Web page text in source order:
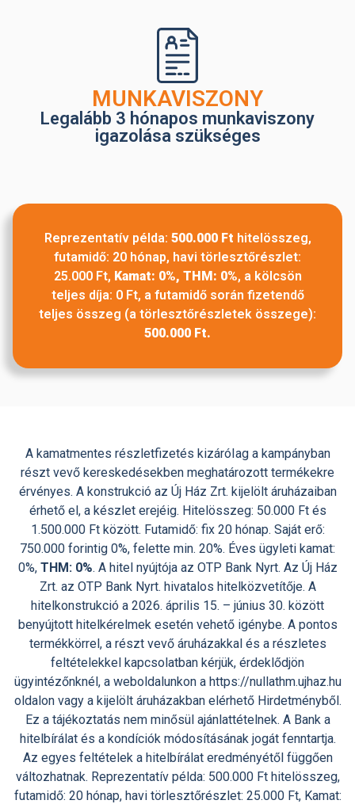
MUNKAVISZONY
Legalább 3 hónapos munkaviszony
igazolása szükséges
Reprezentatív példa: 500.000 Ft hitelösszeg,
futamidő: 20 hónap, havi törlesztőrészlet:
25.000 Ft, Kamat: 0%, THM: 0%, a kölcsön
teljes díja: 0 Ft, a futamidő során fizetendő
teljes összeg (a törlesztőrészletek összege):
500.000 Ft.
A kamatmentes részletfizetés kizáróIag a kampányban
részt vevő kereskedésekben meghatározott termékekre
érvényes. A konstrukció az Új Ház Zrt. kijelölt áruházaiban
érhető el, a készlet erejéig. Hitelösszeg: 50.000 Ft és
1.500.000 Ft között. Futamidő: fix 20 hónap. Saját erő:
750.000 forintig 0%, felette min. 20%. Éves ügyleti kamat:
0%, THM: 0%. A hitel nyújtója az OTP Bank Nyrt. Az Új Ház
Zrt. az OTP Bank Nyrt. hivatalos hitelközvetítője. A
hitelkonstrukció a 2026. április 15. – június 30. között
benyújtott hitelkérelmek esetén vehető igénybe. A pontos
termékkörrel, a részt vevő áruházakkal és a részletes
feltételekkel kapcsolatban kérjük, érdeklődjön
ügyintézőnknél, a weboldalunkon a https://nullathm.ujhaz.hu
oldalon vagy a kijelölt áruházakban elérhető Hirdetményből.
Ez a tájékoztatás nem minősül ajánlattételnek. A Bank a
hitelbírálat és a kondíciók módosításának jogát fenntartja.
Az egyes feltételek a hitelbírálat eredményétől függően
változhatnak. Reprezentatív példa: 500.000 Ft hitelösszeg,
futamidő: 20 hónap, havi törlesztőrészlet: 25.000 Ft, Kamat: